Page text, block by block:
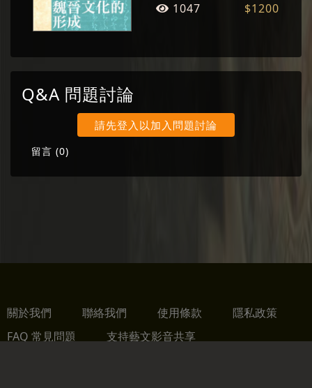
1047
$1200
Q&A 問題討論
請先登入以加入問題討論
留言 (0)
關於我們 聯絡我們 使用條款
隱私政策
FAQ 常見問題
支持藝文影音共享